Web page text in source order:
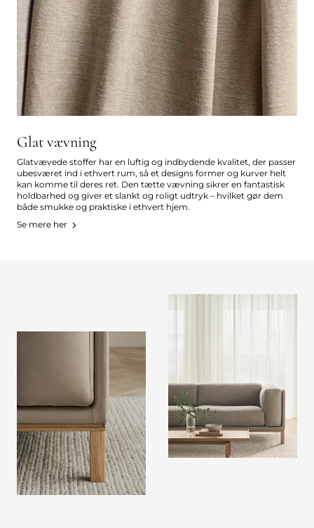
Glat vævning
Glatvævede stoffer har en luftig og indbydende kvalitet, der passer
ubesværet ind i ethvert rum, så et designs former og kurver helt
kan komme til deres ret. Den tætte vævning sikrer en fantastisk
holdbarhed og giver et slankt og roligt udtryk – hvilket gør dem
både smukke og praktiske i ethvert hjem.
Se mere her